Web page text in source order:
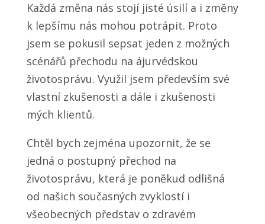
Každá změna nás stojí jisté úsilí a i změny
k lepšímu nás mohou potrápit. Proto
jsem se pokusil sepsat jeden z možných
scénářů přechodu na ájurvédskou
životosprávu. Využil jsem především své
vlastní zkušenosti a dále i zkušenosti
mých klientů.
Chtěl bych zejména upozornit, že se
jedná o postupný přechod na
životosprávu, která je poněkud odlišná
od našich současných zvyklostí i
všeobecných představ o zdravém